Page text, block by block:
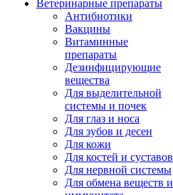
Ветеринарные препараты
Антибиотики
Вакцины
Витаминные
препараты
Дезинфицирующие
вещества
Для выделительной
системы и почек
Для глаз и носа
Для зубов и десен
Для кожи
Для костей и суставов
Для нервной системы
Для обмена веществ и